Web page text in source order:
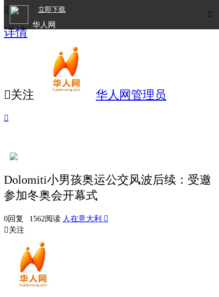

立即下载
华人网

详情
关注 华人网管理员

Dolomiti小男孩奥运公交风波后续：受邀
参加冬奥会开幕式
0回复 1562阅读 人在意大利 
关注